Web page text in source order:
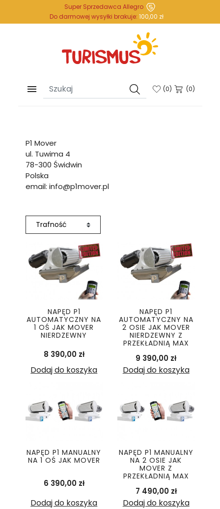
Do darmowej wysyłki brakuje: 100,00 zł
Super Sprzedawca Allegro
 (0) (0)
P1 Mover
ul. Tuwima 4
78-300 Świdwin
Polska
email: info@p1mover.pl
NAPĘD P1
AUTOMATYCZNY NA
1 OŚ JAK MOVER
NIERDZEWNY
8 390,00 złCena
Dodaj do koszyka
NAPĘD P1
AUTOMATYCZNY NA
2 OSIE JAK MOVER
NIERDZEWNY Z
PRZEKŁADNIĄ MAX
9 390,00 złCena
Dodaj do koszyka
NAPĘD P1 MANUALNY
NA 1 OŚ JAK MOVER
6 390,00 złCena
Dodaj do koszyka
NAPĘD P1 MANUALNY
NA 2 OSIE JAK
MOVER Z
PRZEKŁADNIĄ MAX
7 490,00 złCena
Dodaj do koszyka